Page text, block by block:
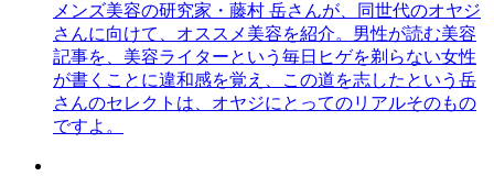
メンズ美容の研究家・藤村 岳さんが、同世代のオヤジ
さんに向けて、オススメ美容を紹介。男性が読む美容
記事を、美容ライターという毎日ヒゲを剃らない女性
が書くことに違和感を覚え、この道を志したという岳
さんのセレクトは、オヤジにとってのリアルそのもの
ですよ。